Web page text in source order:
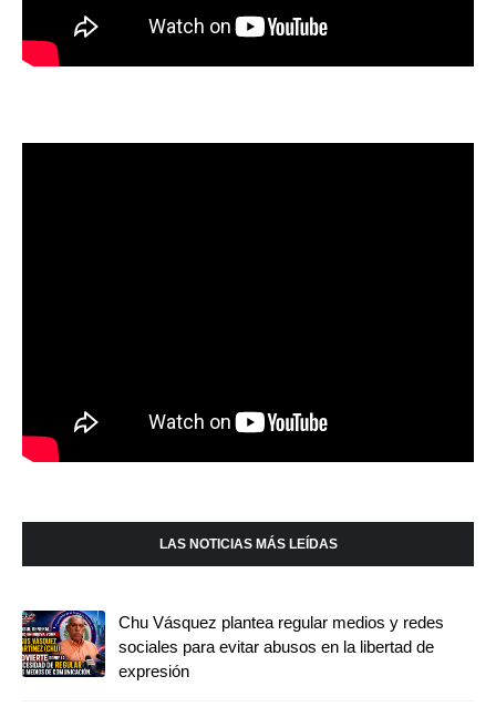
LAS NOTICIAS MÁS LEÍDAS
Chu Vásquez plantea regular medios y redes
sociales para evitar abusos en la libertad de
expresión